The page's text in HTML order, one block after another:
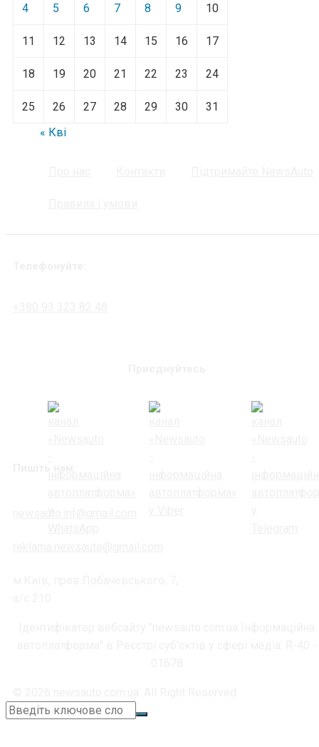
4 5 6 7 8 9 10
11 12 13 14 15 16 17
18 19 20 21 22 23 24
25 26 27 28 29 30
31
« Кві